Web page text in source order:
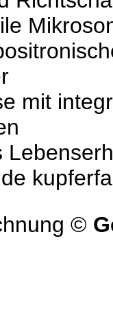
mit
©